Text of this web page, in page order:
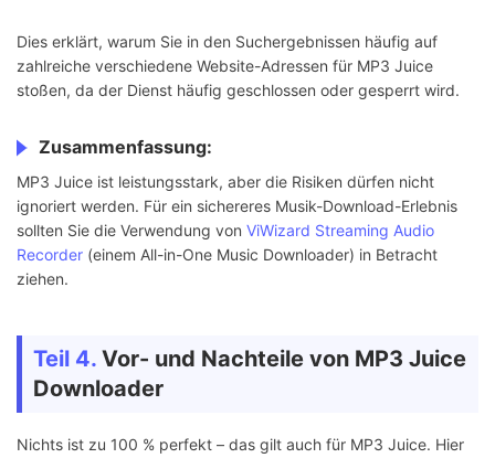
Dies erklärt, warum Sie in den Suchergebnissen häufig auf
zahlreiche verschiedene Website-Adressen für MP3 Juice
stoßen, da der Dienst häufig geschlossen oder gesperrt wird.
Zusammenfassung:
MP3 Juice ist leistungsstark, aber die Risiken dürfen nicht
ignoriert werden. Für ein sichereres Musik-Download-Erlebnis
sollten Sie die Verwendung von ViWizard Streaming Audio
Recorder (einem All-in-One Music Downloader) in Betracht
ziehen.
Teil 4. Vor- und Nachteile von MP3 Juice
Downloader
Nichts ist zu 100 % perfekt – das gilt auch für MP3 Juice. Hier